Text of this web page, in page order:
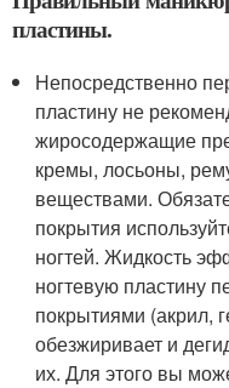
пластины.
Непосредственно
пластину не
жиросодержащие
кремы, лосьоны,
веществами.
покрытия
ногтей. Жидкость
ногтевую пластину
покрытиями (акрил,
обезжиривает и
их. Для этого вы